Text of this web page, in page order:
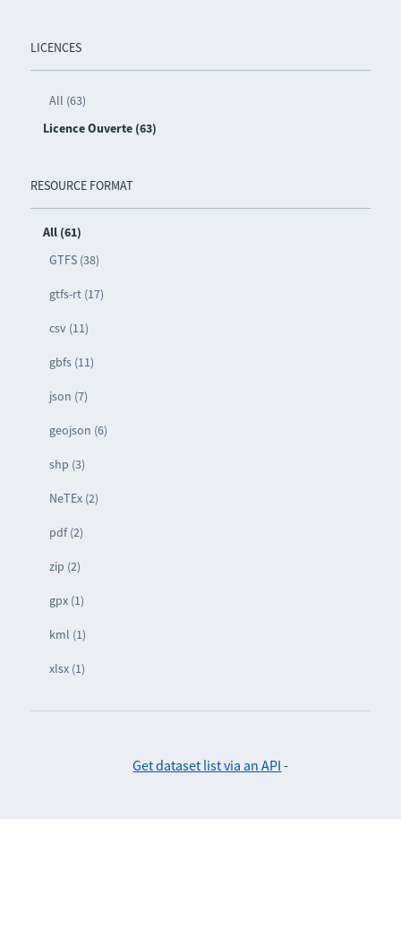
LICENCES
All (63)
Licence Ouverte (63)
RESOURCE FORMAT
All (61)
GTFS (38)
gtfs-rt (17)
csv (11)
gbfs (11)
json (7)
geojson (6)
shp (3)
NeTEx (2)
pdf (2)
zip (2)
gpx (1)
kml (1)
xlsx (1)
Get dataset list via an API -